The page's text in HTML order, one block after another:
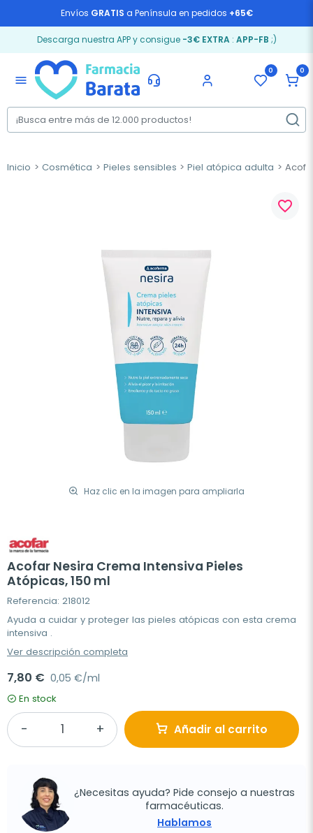
Envíos GRATIS a Península en pedidos +65€
Descarga nuestra APP y consigue -3€ EXTRA: APP-FB ;)
menu
0 0
Inicio Cosmética Pieles sensibles Piel atópica adulta
Haz clic en la imagen para ampliarla
favorite_border
Acofar Nesira Crema Intensiva Pieles
Atópicas, 150 ml
Referencia: 218012
Ayuda a cuidar y proteger las pieles atópicas con esta crema
intensiva .
Ver descripción completa
7,80 € 0,05 €/ml
En stock
Añadir al carrito
¿Necesitas ayuda? Pide consejo a nuestras
farmacéuticas.
Hablamos